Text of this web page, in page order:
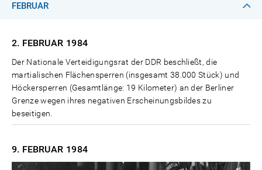
FEBRUAR
2. FEBRUAR 1984
Der Nationale Verteidigungsrat der DDR beschließt, die
martialischen Flächensperren (insgesamt 38.000 Stück) und
Höckersperren (Gesamtlänge: 19 Kilometer) an der Berliner
Grenze wegen ihres negativen Erscheinungsbildes zu
beseitigen.
9. FEBRUAR 1984